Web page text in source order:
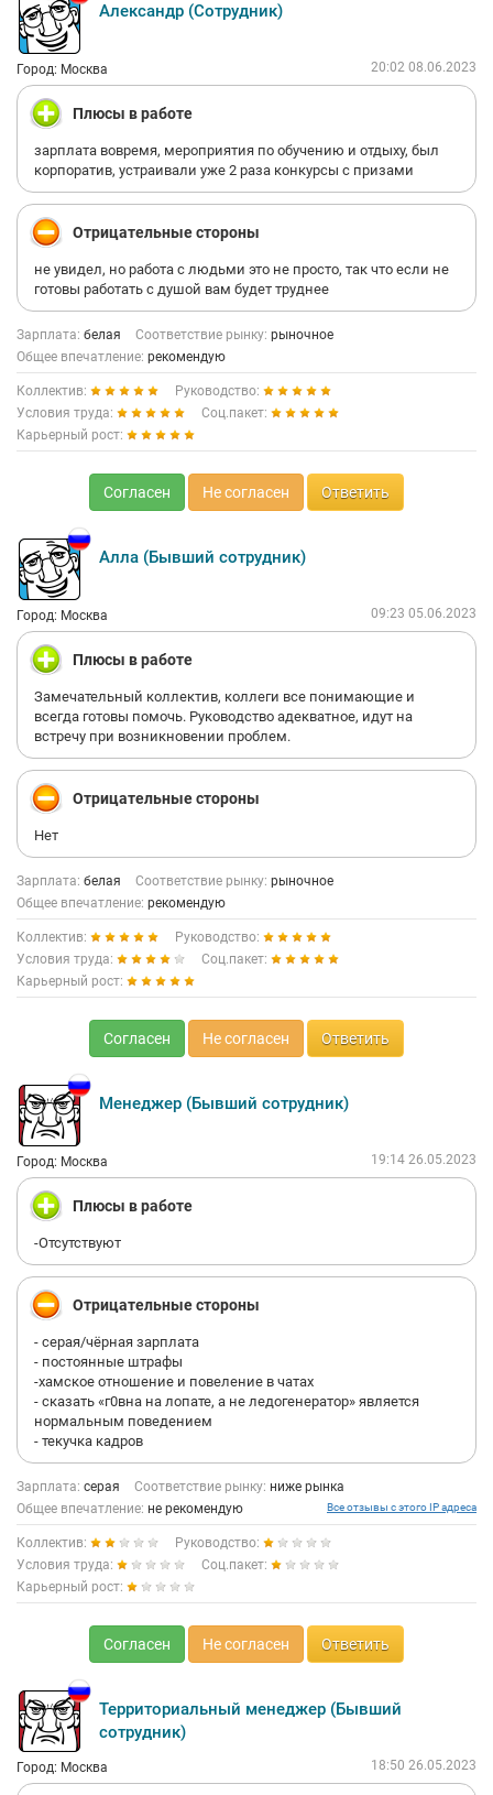
Александр (Сотрудник)
Город: Москва 20:02 08.06.2023
Плюсы в работе
зарплата вовремя, мероприятия по обучению и отдыху, был
корпоратив, устраивали уже 2 раза конкурсы с призами
Отрицательные стороны
не увидел, но работа с людьми это не просто, так что если не
готовы работать с душой вам будет труднее
Зарплата: белая Соответствие рынку: рыночное
Общее впечатление: рекомендую
Коллектив:
Руководство:
Условия труда:
Соц.пакет:
Карьерный рост:
Согласен Не согласен Ответить
Алла (Бывший сотрудник)
Город: Москва 09:23 05.06.2023
Плюсы в работе
Замечательный коллектив, коллеги все понимающие и
всегда готовы помочь. Руководство адекватное, идут на
встречу при возникновении проблем.
Отрицательные стороны
Нет
Зарплата: белая Соответствие рынку: рыночное
Общее впечатление: рекомендую
Коллектив:
Руководство:
Условия труда:
Соц.пакет:
Карьерный рост:
Согласен Не согласен Ответить
Менеджер (Бывший сотрудник)
Город: Москва 19:14 26.05.2023
Плюсы в работе
-Отсутствуют
Отрицательные стороны
- серая/чёрная зарплата
- постоянные штрафы
-хамское отношение и повеление в чатах
- сказать «г0вна на лопате, а не ледогенератор» является
нормальным поведением
- текучка кадров
Зарплата: серая Соответствие рынку: ниже рынка
Общее впечатление: не рекомендую Все отзывы с этого IP адреса
Коллектив:
Руководство:
Условия труда:
Соц.пакет:
Карьерный рост:
Согласен Не согласен Ответить
Территориальный менеджер (Бывший
сотрудник)
Город: Москва 18:50 26.05.2023